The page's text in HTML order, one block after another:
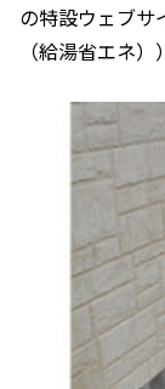
の特設ウェブサ
（給湯省エネ）